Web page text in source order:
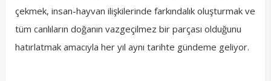
çekmek, insan-hayvan ilişkilerinde farkındalık oluşturmak ve
tüm canlıların doğanın vazgeçilmez bir parçası olduğunu
hatırlatmak amacıyla her yıl aynı tarihte gündeme geliyor.